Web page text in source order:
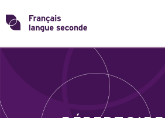
Skip
toTransformons
THÈMES